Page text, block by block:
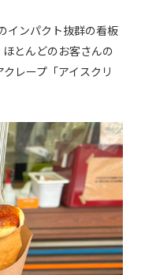
インパクト抜群の看板
とんどのお客さんの
レープ「アイスクリ